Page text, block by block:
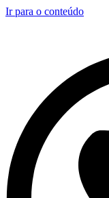
Ir para o conteúdo